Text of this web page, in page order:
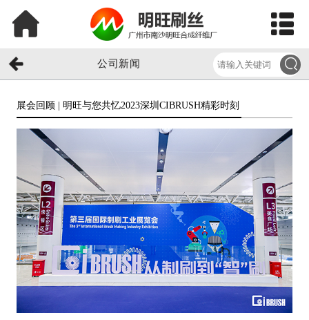
公司新闻
展会回顾 | 明旺与您共忆2023深圳CIBRUSH精彩时刻​